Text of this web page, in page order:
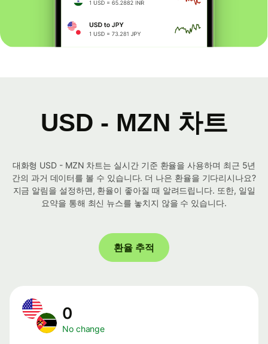
USD - MZN 차트
대화형 USD - MZN 차트는 실시간 기준 환율을 사용하며 최근 5년
간의 과거 데이터를 볼 수 있습니다. 더 나은 환율을 기다리시나요?
지금 알림을 설정하면, 환율이 좋아질 때 알려드립니다. 또한, 일일
요약을 통해 최신 뉴스를 놓치지 않을 수 있습니다.
환율 추적
0
No change